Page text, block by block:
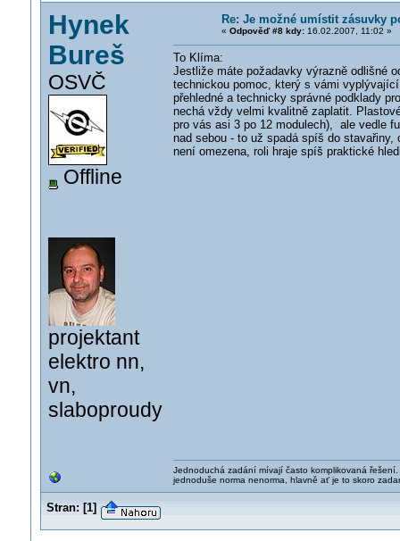
Hynek
Bureš
OSVČ
Offline
projektant
elektro nn,
vn,
slaboproudy
Re: Je možné umístit zásuvky
« Odpověď #8 kdy:16.02.2007, 11:02 »
To Klíma:
Jestliže máte požadavky výrazně odlišné
technickou pomoc, který s vámi
přehledné a technicky správné podklady
nechá vždy velmi kvalitně zaplatit.
pro vás asi 3 po 12 modulech), ale vedle
nad sebou - to už spadá spíš do
není omezena, roli hraje spíš praktické
Jednoduchá zadání mívají často komplikovaná
jednoduše norma nenorma, hlavně ať je to skoro
Stran: [1]